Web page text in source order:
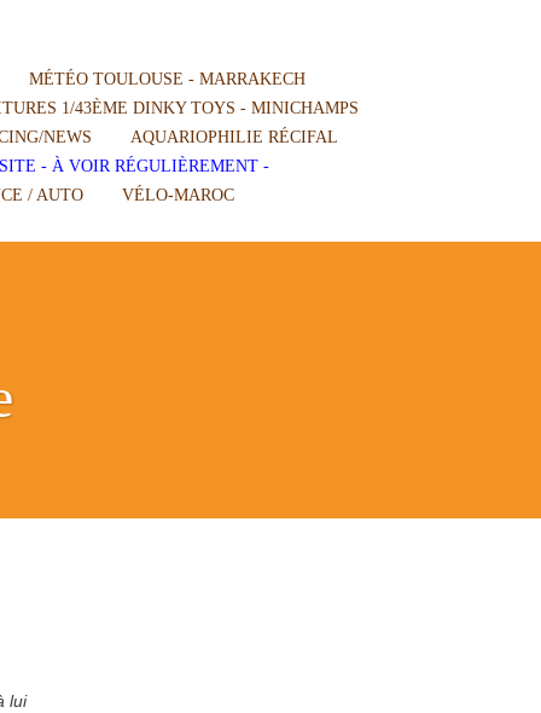
MÉTÉO TOULOUSE - MARRAKECH
1/43ÈME DINKY TOYS - MINICHAMPS
NEWS
AQUARIOPHILIE RÉCIFAL
- À VOIR RÉGULIÈREMENT -
/ AUTO
VÉLO-MAROC
lui